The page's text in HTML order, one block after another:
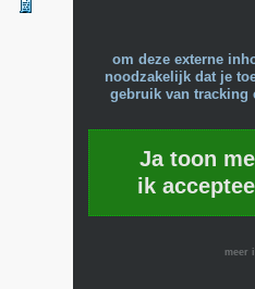
om deze externe
noodzakelijk dat je
gebruik van tracking
Ja toon
ik
meer